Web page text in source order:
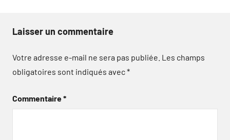
Laisser un commentaire
Votre adresse e-mail ne sera pas publiée. Les champs
obligatoires sont indiqués avec*
Commentaire*